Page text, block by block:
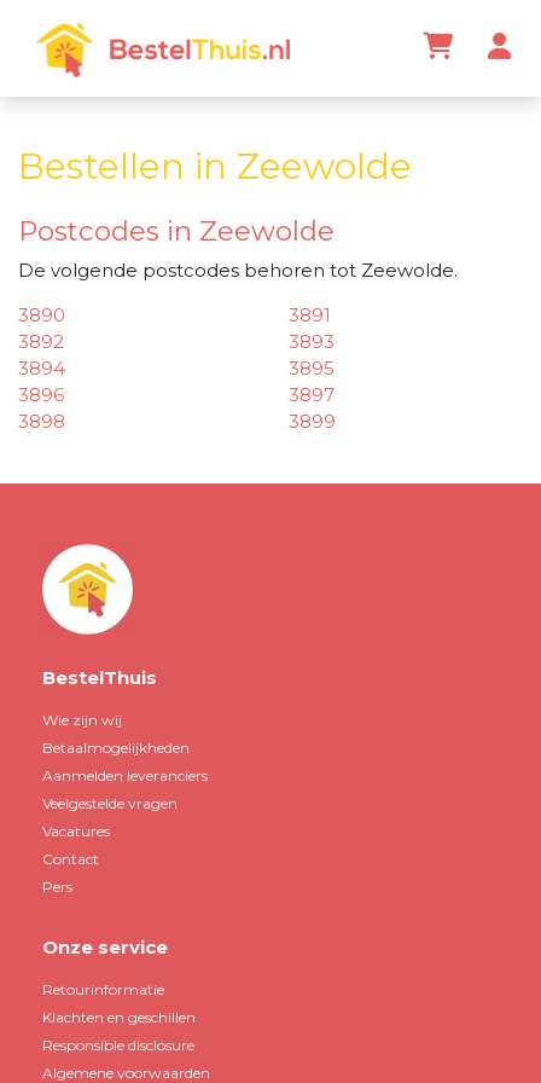
Bestellen in Zeewolde
Postcodes in Zeewolde
De volgende postcodes behoren tot Zeewolde.
3890
3891
3892
3893
3894
3895
3896
3897
3898
3899
BestelThuis
Wie zijn wij
Betaalmogelijkheden
Aanmelden leveranciers
Veelgestelde vragen
Vacatures
Contact
Pers
Onze service
Retourinformatie
Klachten en geschillen
Responsible disclosure
Algemene voorwaarden